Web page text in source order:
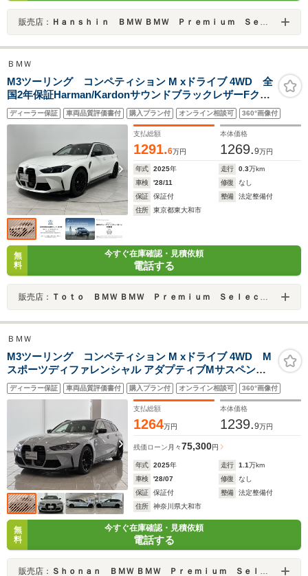
販売店： Ｈａｎｓｈｉｎ ＢＭＷ ＢＭＷ Ｐｒｅｍｉｕｍ Ｓｅｌｅｃｔｉｏｎ 大阪ベイ
ＢＭＷ
M3ツーリング コンペティション M xドライブ 4WD 全
国2年保証Harman/KardonサウンドブラックレザーFクラ
ーメートシートアダプティブLEDライトDアシストプロパ
ークアシスト+TVUV カット ガラスワイヤレス充電純正
ディーラー保証 車両品質評価書付 購入プラン付 オンライン相談可 360°画像付
支払総額
1291.6万円
本体価格
1269.9万円
年式 2025年 走行 0.3万km
車検
'28/11 修復
なし
保証
保証付 整備
法定整備付
住所
東京都東大和市
無
料
今すぐ在庫確認・見積依頼
電話する
販売店： Ｔｏｔｏ ＢＭＷ ＢＭＷ Ｐｒｅｍｉｕｍ Ｓｅｌｅｃｔｉｏｎ 東大和
ＢＭＷ
M3ツーリング コンペティション M xドライブ 4WD M
スポーツディファレンシャル アダプティブMサスペンシ
ョン アコースティックコンフォートガラス Mスポーツシ
ート Fクライメートシート シートヒーター運転席/助手席
Harman/Kardonサラウンドサウンド TV機能
ディーラー保証 車両品質評価書付 購入プラン付 オンライン相談可 360°画像付
支払総額
1264万円
本体価格
1239.9万円
残価ローン 月々75,300円
年式 2025年 走行 1.1万km
車検
'28/07 修復
なし
保証
保証付 整備
法定整備付
住所
神奈川県大和市
無
料
今すぐ在庫確認・見積依頼
電話する
販売店： Ｓｈｏｎａｎ ＢＭＷ ＢＭＷ Ｐｒｅｍｉｕｍ Ｓｅｌｅｃｔｉｏｎ 大和